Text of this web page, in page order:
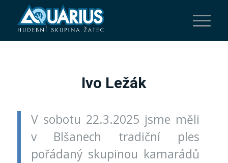
Ivo Ležák
V sobotu 22.3.2025 jsme měli
v Blšanech tradiční ples
pořádaný skupinou kamarádů